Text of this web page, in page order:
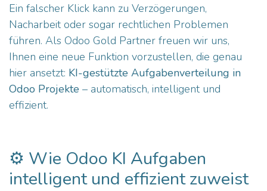
Ein falscher Klick kann zu Verzögerungen,
Nacharbeit oder sogar rechtlichen Problemen
führen. Als Odoo Gold Partner freuen wir uns,
Ihnen eine neue Funktion vorzustellen, die genau
hier ansetzt: KI-gestützte Aufgabenverteilung in
Odoo Projekte – automatisch, intelligent und
effizient.
⚙️ Wie Odoo KI Aufgaben
intelligent und effizient zuweist